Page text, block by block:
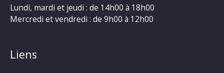
Lundi, mardi et jeudi : de 14h00 à 18h00
Mercredi et vendredi : de 9h00 à 12h00
Liens